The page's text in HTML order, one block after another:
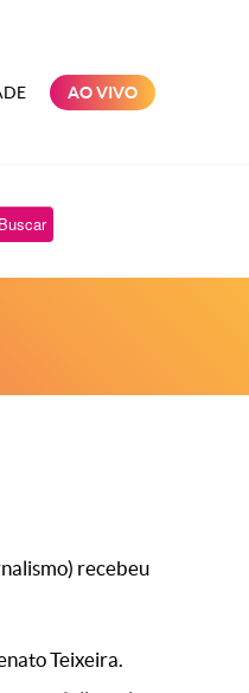
AO VIVO
Buscar
recebeu
Teixeira.